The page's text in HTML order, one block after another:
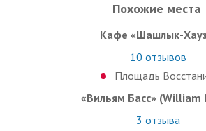
Похожие места
Кафе «Шашлык-
10 отзывов
Площадь
«Вильям Басс» (William
3 отзыва